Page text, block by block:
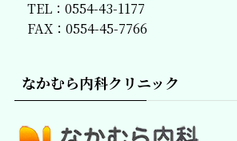
TEL：0554-43-1177
FAX：0554-45-7766
なかむら内科クリニック